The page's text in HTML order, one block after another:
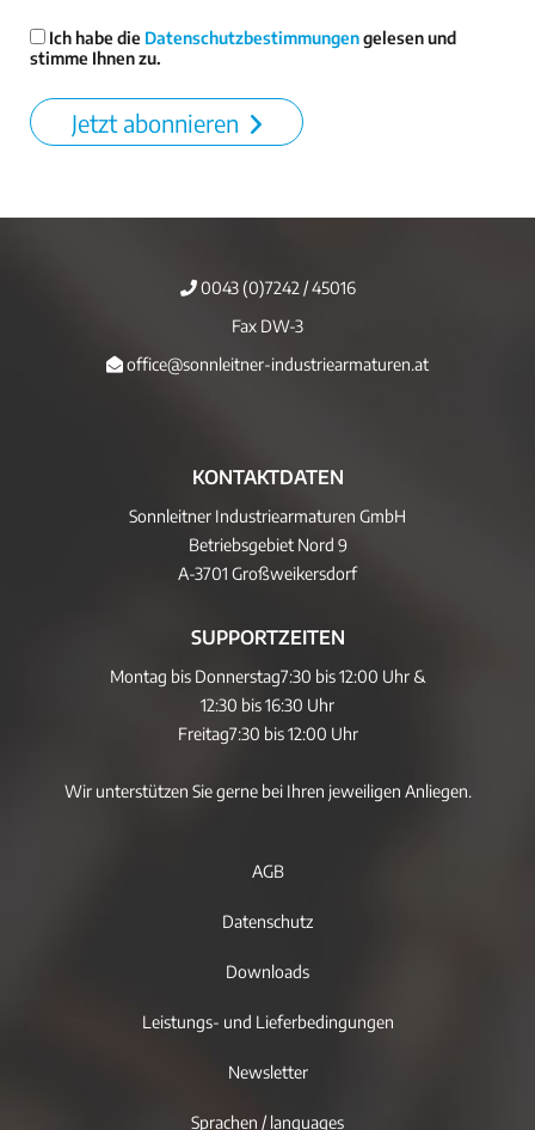
Ich habe die Datenschutzbestimmungengelesen und
stimme Ihnen zu.
Jetzt abonnieren
0043 (0)7242 / 45016
Fax DW-3
office@sonnleitner-industriearmaturen.at
KONTAKTDATEN
Sonnleitner Industriearmaturen GmbH
Betriebsgebiet Nord 9
A-3701 Großweikersdorf
SUPPORTZEITEN
Montag bis Donnerstag7:30 bis 12:00 Uhr &
12:30 bis 16:30 Uhr
Freitag7:30 bis 12:00 Uhr
Wir unterstützen Sie gerne bei Ihren jeweiligen Anliegen.
AGB
Datenschutz
Downloads
Leistungs- und Lieferbedingungen
Newsletter
Sprachen / languages